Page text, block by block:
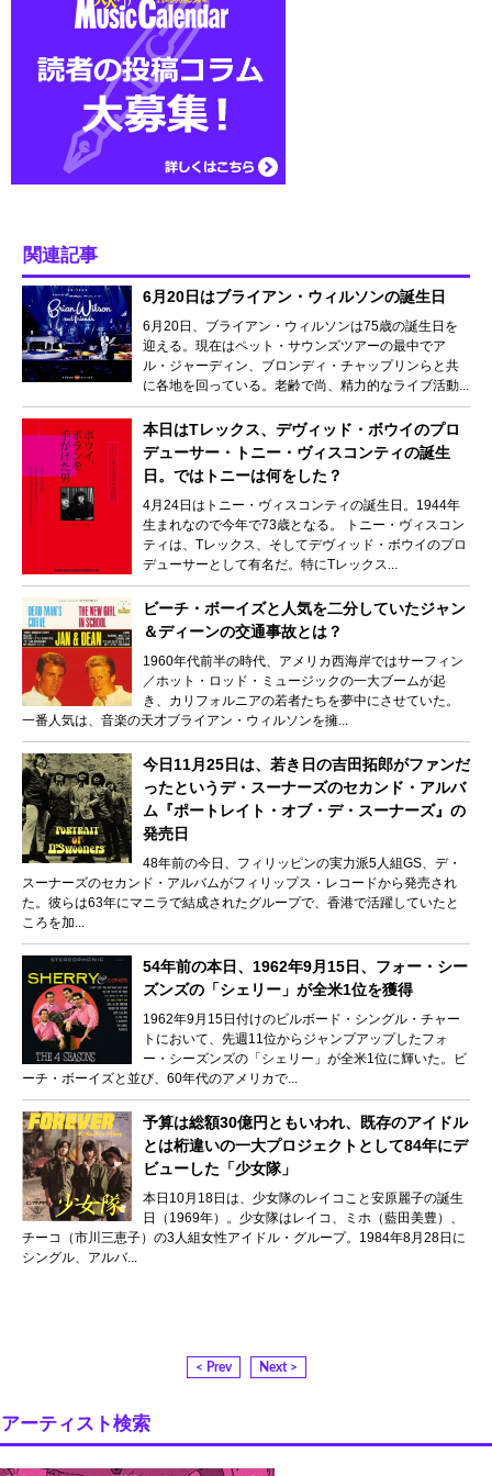
関連記事
6月20日はブライアン・ウィルソンの誕生日
6月20日、ブライアン・ウィルソンは75歳の誕生日を
迎える。現在はペット・サウンズツアーの最中でア
ル・ジャーディン、ブロンディ・チャップリンらと共
に各地を回っている。老齢で尚、精力的なライブ活動...
本日はTレックス、デヴィッド・ボウイのプロ
デューサー・トニー・ヴィスコンティの誕生
日。ではトニーは何をした？
4月24日はトニー・ヴィスコンティの誕生日。1944年
生まれなので今年で73歳となる。 トニー・ヴィスコン
ティは、Tレックス、そしてデヴィッド・ボウイのプロ
デューサーとして有名だ。特にTレックス...
ビーチ・ボーイズと人気を二分していたジャン
＆ディーンの交通事故とは？
1960年代前半の時代、アメリカ西海岸ではサーフィン
／ホット・ロッド・ミュージックの一大ブームが起
き、カリフォルニアの若者たちを夢中にさせていた。
一番人気は、音楽の天才ブライアン・ウィルソンを擁...
今日11月25日は、若き日の吉田拓郎がファンだ
ったというデ・スーナーズのセカンド・アルバ
ム『ポートレイト・オブ・デ・スーナーズ』の
発売日
48年前の今日、フィリッピンの実力派5人組GS、デ・
スーナーズのセカンド・アルバムがフィリップス・レコードから発売され
た。彼らは63年にマニラで結成されたグループで、香港で活躍していたと
ころを加...
54年前の本日、1962年9月15日、フォー・シー
ズンズの「シェリー」が全米1位を獲得
1962年9月15日付けのビルボード・シングル・チャー
トにおいて、先週11位からジャンプアップしたフォ
ー・シーズンズの「シェリー」が全米1位に輝いた。ビ
ーチ・ボーイズと並び、60年代のアメリカで...
予算は総額30億円ともいわれ、既存のアイドル
とは桁違いの一大プロジェクトとして84年にデ
ビューした「少女隊」
本日10月18日は、少女隊のレイコこと安原麗子の誕生
日（1969年）。少女隊はレイコ、ミホ（藍田美豊）、
チーコ（市川三恵子）の3人組女性アイドル・グループ。1984年8月28日に
シングル、アルバ...
< Prev Next >
アーティスト検索